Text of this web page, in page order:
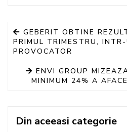
GEBERIT OBTINE
PRIMUL TRIMESTRU,
PROVOCATOR
ENVI GROUP
MINIMUM 24% A
Din aceeasi categorie